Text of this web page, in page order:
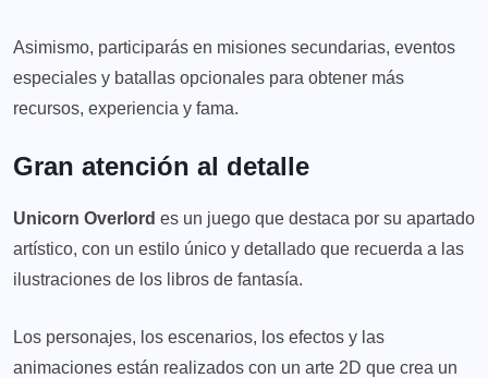
Asimismo, participarás en misiones secundarias, eventos
especiales y batallas opcionales para obtener más
recursos, experiencia y fama.
Gran atención al detalle
Unicorn Overlord es un juego que destaca por su apartado
artístico, con un estilo único y detallado que recuerda a las
ilustraciones de los libros de fantasía.
Los personajes, los escenarios, los efectos y las
animaciones están realizados con un arte 2D que crea un